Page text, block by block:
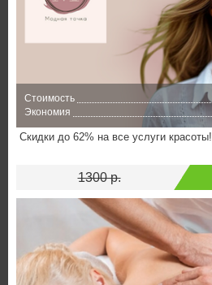
Стоимость
Экономия
Скидки до 62% на все услуги красоты!
1300 р.